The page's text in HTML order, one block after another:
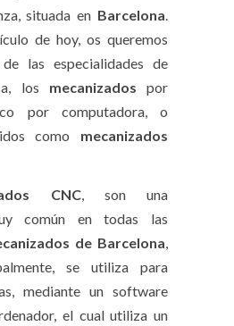
situada en Barcelona
de hoy, os queremos
las especialidades de
los mecanizados por
por computadora, o
como mecanizados
CNC, son una
común en todas las
de Barcelona
se utiliza para
mediante un software
el cual utiliza un